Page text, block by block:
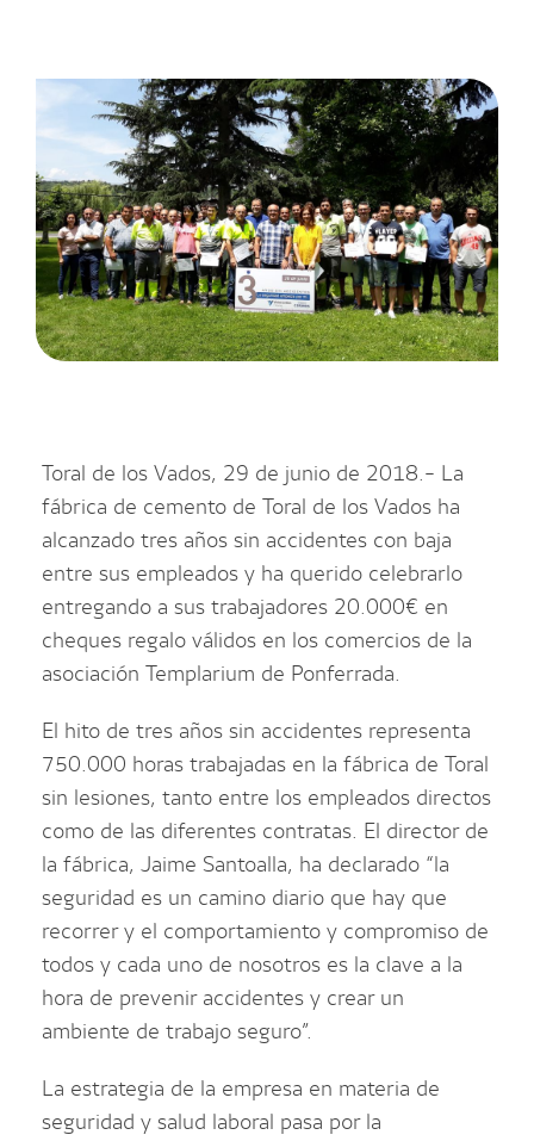
​Toral de los Vados, 29 de junio de 2018.- La
fábrica de cemento de Toral de los Vados ha
alcanzado tres años sin accidentes con baja
entre sus empleados y ha querido celebrarlo
entregando a sus trabajadores 20.000€ en
cheques regalo válidos en los comercios de la
asociación Templarium de Ponferrada.
El hito de tres años sin accidentes representa
750.000 horas trabajadas en la fábrica de Toral
sin lesiones, tanto entre los empleados directos
como de las diferentes contratas. El director de
la fábrica, Jaime Santoalla, ha declarado “la
seguridad es un camino diario que hay que
recorrer y el comportamiento y compromiso de
todos y cada uno de nosotros es la clave a la
hora de prevenir accidentes y crear un
ambiente de trabajo seguro”.
La estrategia de la empresa en materia de
seguridad y salud laboral pasa por la